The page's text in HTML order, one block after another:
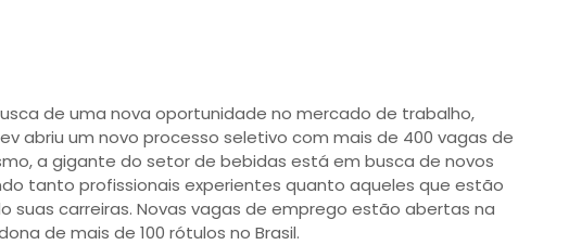
de uma nova oportunidade no mercado de trabalho,
abriu um novo processo seletivo com mais de 400 vagas de
a gigante do setor de bebidas está em busca de novos
tanto profissionais experientes quanto aqueles que estão
suas carreiras. Novas vagas de emprego estão abertas na
de mais de 100 rótulos no Brasil.